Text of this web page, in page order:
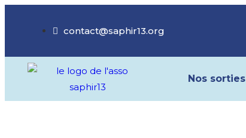
contact@saphir13.org
Nos sorties